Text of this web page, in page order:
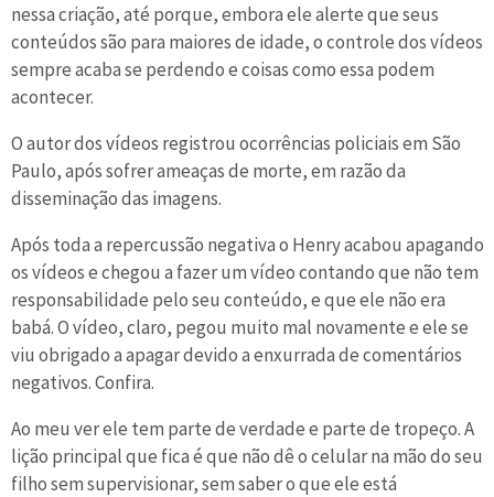
nessa criação, até porque, embora ele alerte que seus
conteúdos são para maiores de idade, o controle dos vídeos
sempre acaba se perdendo e coisas como essa podem
acontecer.
O autor dos vídeos registrou ocorrências policiais em São
Paulo, após sofrer ameaças de morte, em razão da
disseminação das imagens.
Após toda a repercussão negativa o Henry acabou apagando
os vídeos e chegou a fazer um vídeo contando que não tem
responsabilidade pelo seu conteúdo, e que ele não era
babá. O vídeo, claro, pegou muito mal novamente e ele se
viu obrigado a apagar devido a enxurrada de comentários
negativos. Confira.
Ao meu ver ele tem parte de verdade e parte de tropeço. A
lição principal que fica é que não dê o celular na mão do seu
filho sem supervisionar, sem saber o que ele está